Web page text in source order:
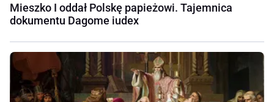
Mieszko I oddał Polskę papieżowi. Tajemnica
dokumentu Dagome iudex